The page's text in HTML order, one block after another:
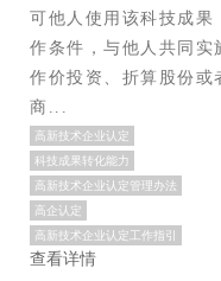
可他人使用该科技成果
作条件，与他人共同实
作价投资、折算股份或
商...
高新技术企业认定
科技成果转化能力
高新技术企业认定管理办法
高企认定
高新技术企业认定工作指引
查看详情